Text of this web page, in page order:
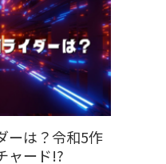
ーは？令和5作
ャード!?